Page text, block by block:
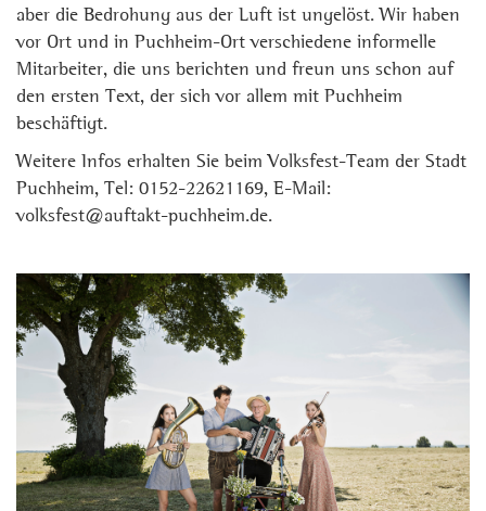
aber die Bedrohung aus der Luft ist ungelöst. Wir haben
vor Ort und in Puchheim-Ort verschiedene informelle
Mitarbeiter, die uns berichten und freun uns schon auf
den ersten Text, der sich vor allem mit Puchheim
beschäftigt.
Weitere Infos erhalten Sie beim Volksfest-Team der Stadt
Puchheim, Tel: 0152-22621169, E-Mail:
volksfest@auftakt-puchheim.de.